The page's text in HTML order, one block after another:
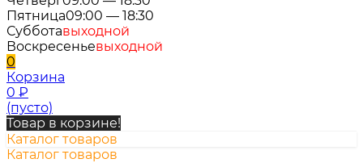
Пятница09:00 — 18:30
Субботавыходной
Воскресеньевыходной
0
Корзина
0 ₽
(пусто)
Товар в корзине!
Каталог товаров
Каталог товаров